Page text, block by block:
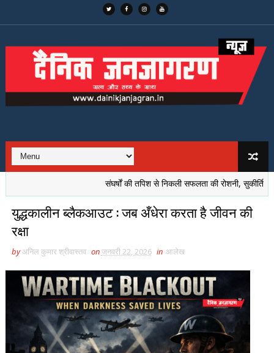
संघर्षों की तपिश से निकली सफलता की रोशनी, सुकीर्ति गुप्ता की
युद्धकालीन ब्लैकआउट : जब अँधेरा करता है जीवन की
रक्षा
byअनिल कुमार श्रीवास्तव onजनवरी 22, 2026 in आलेख